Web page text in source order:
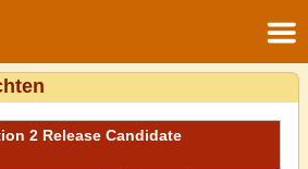
2 Release Candidate